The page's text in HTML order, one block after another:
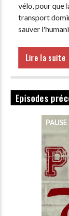
vélo, pour que
transport
sauver
Savoie :
actualité que
expérience
Lire la suite
Episodes